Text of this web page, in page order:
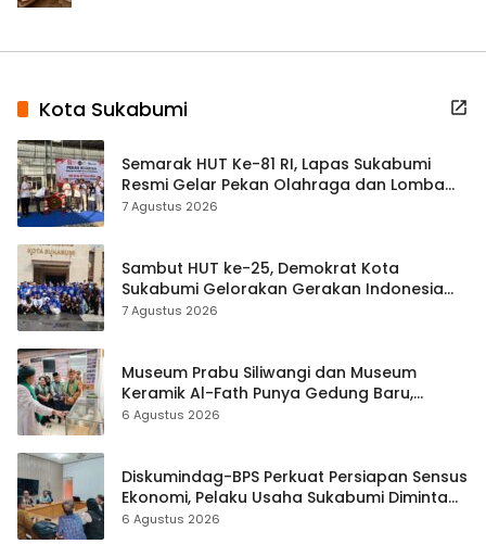
Kota Sukabumi
Semarak HUT Ke-81 RI, Lapas Sukabumi
Resmi Gelar Pekan Olahraga dan Lomba
Tradisional
7 Agustus 2026
Sambut HUT ke-25, Demokrat Kota
Sukabumi Gelorakan Gerakan Indonesia
ASRI Lewat Aksi Bersih Masjid Agung
7 Agustus 2026
Museum Prabu Siliwangi dan Museum
Keramik Al-Fath Punya Gedung Baru,
Hampir 500 Koleksi Dipisahkan
6 Agustus 2026
Diskumindag-BPS Perkuat Persiapan Sensus
Ekonomi, Pelaku Usaha Sukabumi Diminta
Terbuka Beri Data
6 Agustus 2026